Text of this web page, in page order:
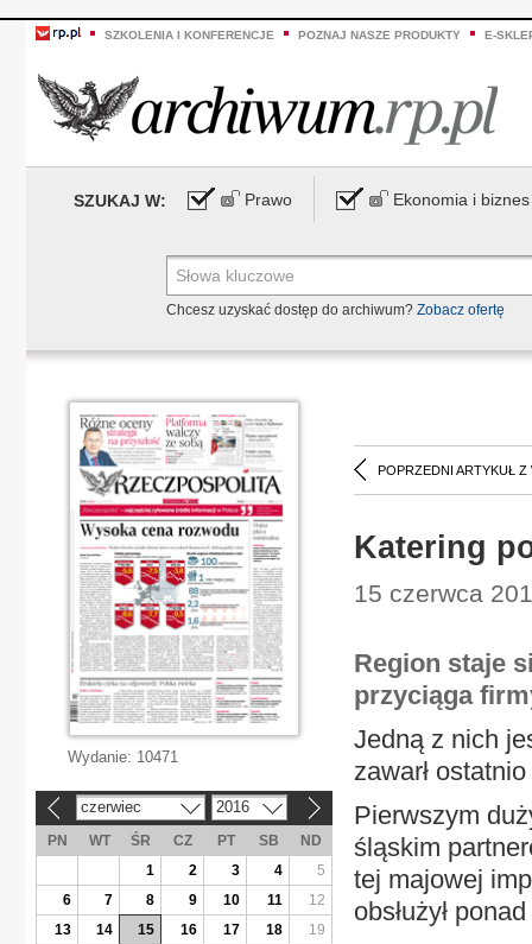
SZKOLENIA I KONFERENCJE POZNAJ NASZE PRODUKTY E-
SZUKAJ W: Prawo Ekonomia i biznes
Chcesz uzyskać dostęp do archiwum? Zobacz ofertę
POPRZEDNI ARTYKUŁ Z
Katering
15 czerwca
Region staje
przyciąga
Jedną z nich
zawarł
Pierwszym
śląskim
tej majowej
obsłużył
Wydanie: 10471
czerwiec 2016
PN WT ŚR CZ PT SB
ND
1
2 3 4
5
6
7 8 9 10 11
12
13
14 15 16 17 18
19